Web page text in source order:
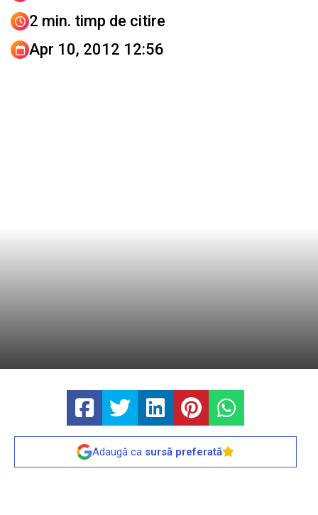
2 min. timp de citire
Apr 10, 2012 12:56
Adaugă ca sursă preferată